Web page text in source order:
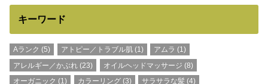
キーワード
Aランク (5) アトピー／トラブル肌(1) アムラ (1)
アレルギー／かぶれ (23) オイルヘッドマッサージ (8)
オーガニック (1) カラーリング(3) サラサラな髪(4)